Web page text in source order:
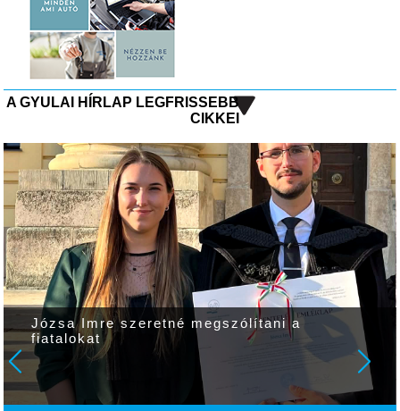
A GYULAI HÍRLAP LEGFRISSEBB
CIKKEI
Józsa Imre szeretné megszólítani a
fiatalokat